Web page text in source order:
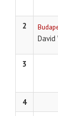
2
David
3
4